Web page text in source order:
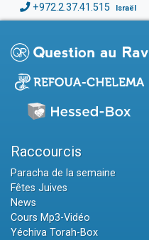
+972.2.37.41.515 Israël
Raccourcis
Paracha de la semaine
Fêtes Juives
News
Cours Mp3-Vidéo
Yéchiva Torah-Box